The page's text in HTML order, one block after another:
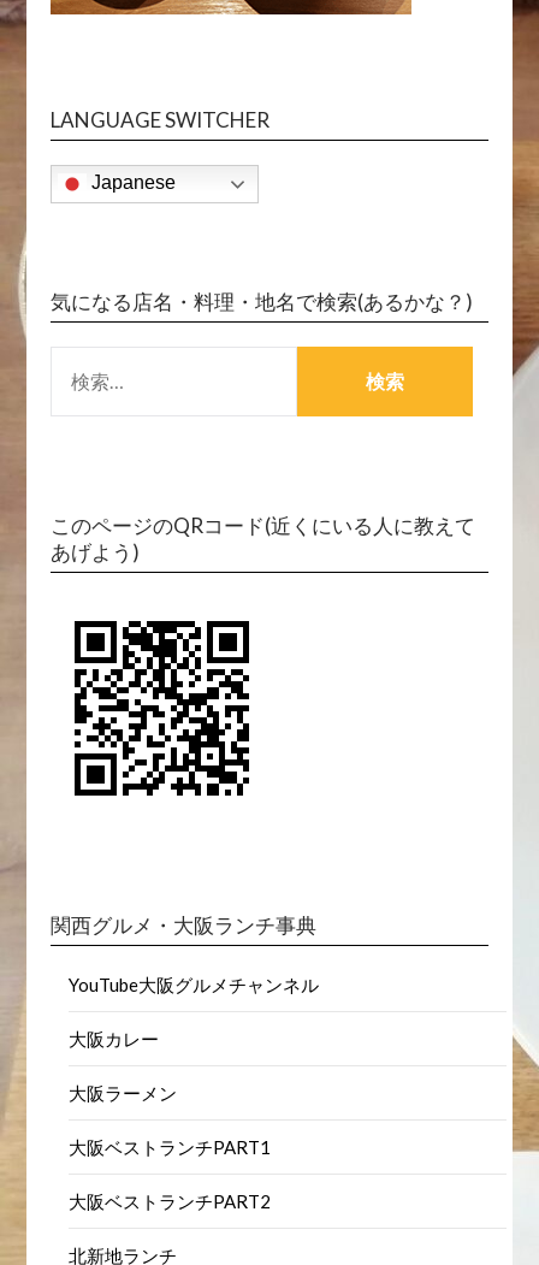
LANGUAGE SWITCHER
Japanese
気になる店名・料理・地名で検索(あるかな？)
索:
このページのQRコード(近くにいる人に教えて
あげよう)
関西グルメ・大阪ランチ事典
YouTube大阪グルメチャンネル
大阪カレー
大阪ラーメン
大阪ベストランチPART1
大阪ベストランチPART2
北新地ランチ